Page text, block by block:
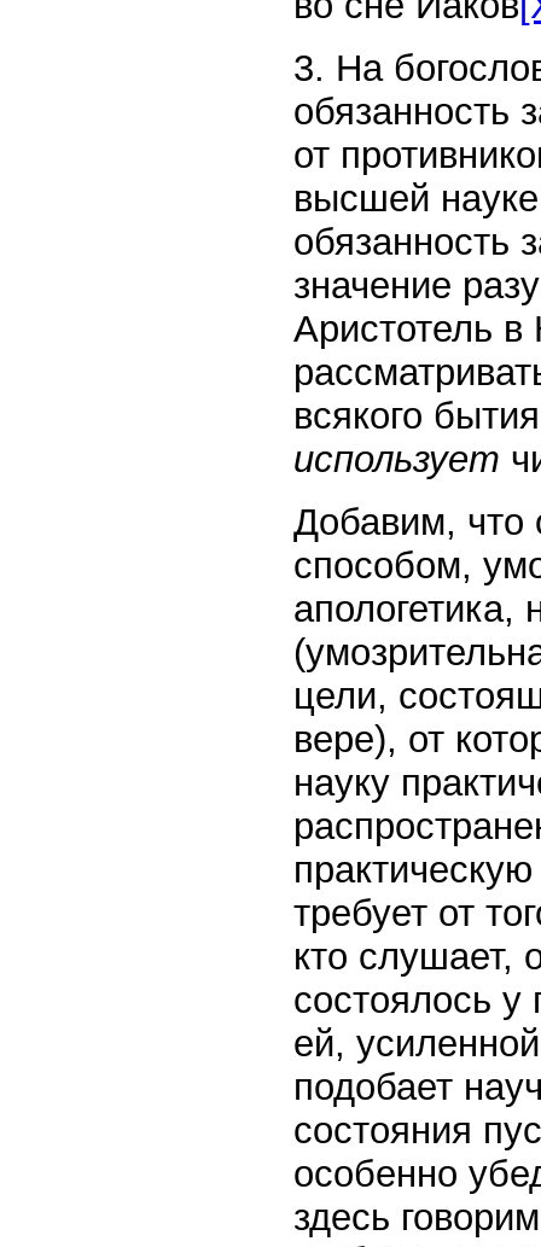
3. На
обязанность
от
высшей
обязанность
значение
Аристотель
всякого
использует
Добавим, что
способом,
апологетика,
цели,
вере), от
науку
требует от
кто слушает,
состоялось у
ей,
подобает
состояния
особенно
здесь